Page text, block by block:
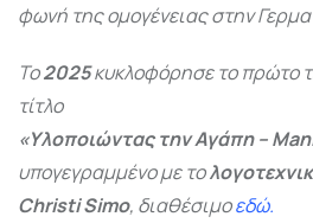
φωνή της ομογένειας στην
Το2025κυκλοφόρησε το πρώτο
τίτλο
«Υλοποιώντας την Αγάπη –
υπογεγραμμένο με το
Christi Simo, διαθέσιμοεδώ.